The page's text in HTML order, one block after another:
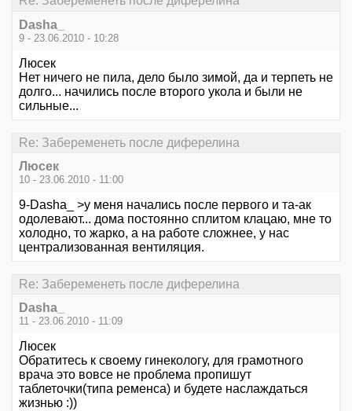
Dasha_
9 - 23.06.2010 - 10:28
Люсек
Нет ничего не пила, дело было зимой, да и терпеть не
долго... начились после второго укола и были не
сильные...
Re: Забеременеть после диферелина
Люсек
10 - 23.06.2010 - 11:00
9-Dasha_ >у меня начались после первого и та-ак
одолевают... дома постоянно сплитом клацаю, мне то
холодно, то жарко, а на работе сложнее, у нас
централизованная вентиляция.
Re: Забеременеть после диферелина
Dasha_
11 - 23.06.2010 - 11:09
Люсек
Обратитесь к своему гинекологу, для грамотного
врача это вовсе не проблема пропишут
таблеточки(типа ременса) и будете наслаждаться
жизнью :))